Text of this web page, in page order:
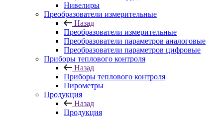
Нивелиры
Преобразователи измерительные
Назад
Преобразователи измерительные
Преобразователи параметров аналоговые
Преобразователи параметров цифровые
Приборы теплового контроля
Назад
Приборы теплового контроля
Пирометры
Продукция
Назад
Продукция